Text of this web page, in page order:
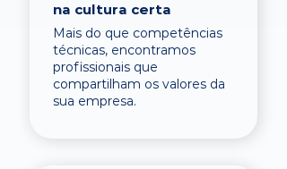
na cultura certa
Mais do que competências
técnicas, encontramos
profissionais que
compartilham os valores da
sua empresa.